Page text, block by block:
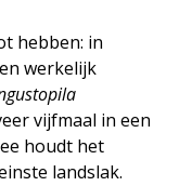
hebben: in
werkelijk
vijfmaal in een
houdt het
landslak.